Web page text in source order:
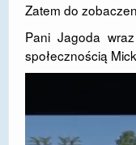
Zatem do
Pani Jagoda
społecznością